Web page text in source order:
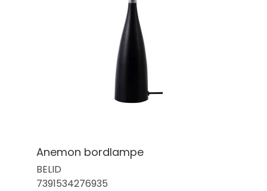
Anemon bordlampe
BELID
7391534276935